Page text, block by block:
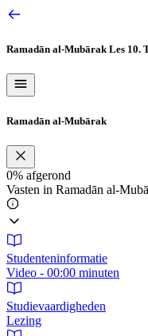
Ga
inhoud
Ramadān al-MubārakLes 10.
Ramadān al-Mubārak
0% afgerond
Vasten in Ramadān al-
Studenteninformatie
Video - 00:00 minuten
Studievaardigheden
Lezing